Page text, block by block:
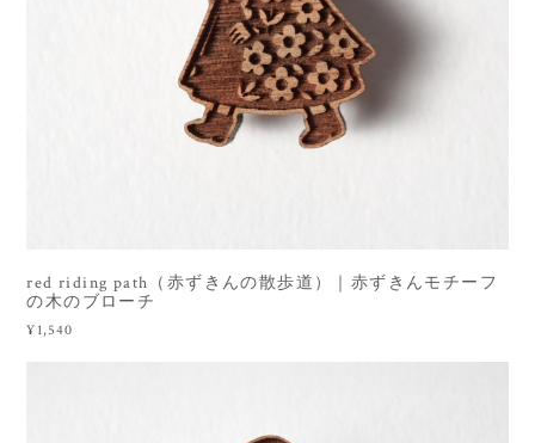
red riding path（赤ずきんの散歩道）｜赤ずきんモチーフ
の木のブローチ
¥1,540